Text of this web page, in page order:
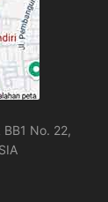
No. 22,